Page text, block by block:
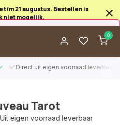
t/m 21 augustus. Bestellen is
niet mogelijk.
0
✅ Direct uit eigen voorraad leverbaar
Tarot
Uit eigen voorraad leverbaar